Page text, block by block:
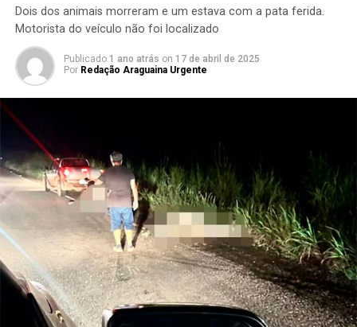
Dois dos animais morreram e um estava com a pata ferida.
Motorista do veículo não foi localizado
Publicado 1 ano atrás on 17 de abril de 2025
Por Redação Araguaina Urgente